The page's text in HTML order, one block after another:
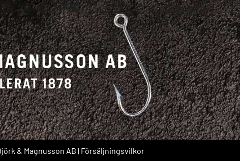
& Magnusson AB | Försäljningsvilkor